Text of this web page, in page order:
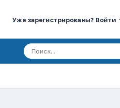
Уже зарегистрированы? Войти